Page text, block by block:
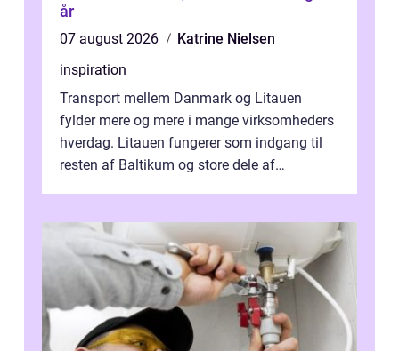
år
07 august 2026
Katrine Nielsen
inspiration
Transport mellem Danmark og Litauen
fylder mere og mere i mange virksomheders
hverdag. Litauen fungerer som indgang til
resten af Baltikum og store dele af